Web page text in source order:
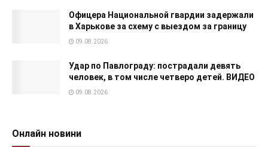
Офицера Национальной гвардии задержали
в Харькове за схему с выездом за границу
09.08.2026
Удар по Павлограду: пострадали девять
человек, в том числе четверо детей. ВИДЕО
09.08.2026
Онлайн новини